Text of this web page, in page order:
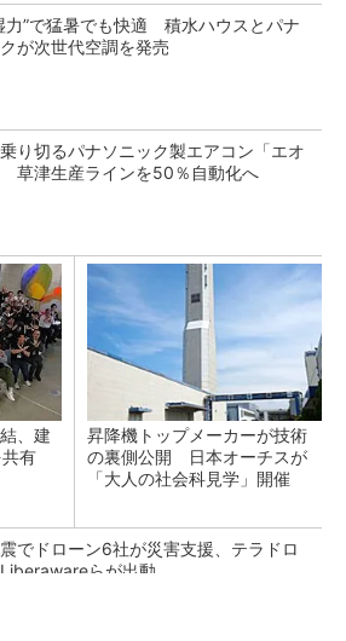
力”で猛暑でも快適 積水ハウスとパナ
が次世代空調を発売
り切るパナソニック製エアコン「エオ
草津生産ラインを50％自動化へ
、建
有
昇降機トップメーカーが技術
の裏側公開 日本オーチスが
「大人の社会科見学」開催
でドローン6社が災害支援、テラドロ
らが出動